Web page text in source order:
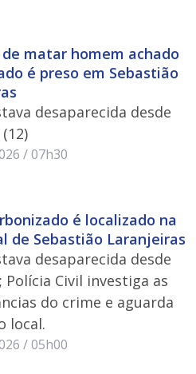
matar homem achado
é preso em Sebastião
desaparecida desde
/ 07h30
é localizado na
de Sebastião Laranjeiras
desaparecida desde
Polícia Civil investiga as
do crime e aguarda
local.
/ 05h00